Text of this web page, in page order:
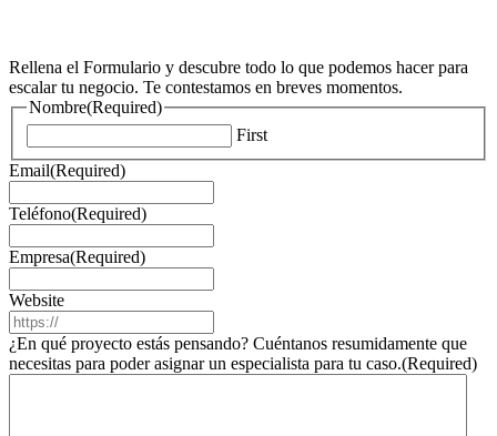
Rellena el Formulario y descubre todo lo que podemos hacer para
escalar tu negocio. Te contestamos en breves momentos.
Nombre(Required)
First
Email(Required)
Teléfono(Required)
Empresa(Required)
Website
¿En qué proyecto estás pensando? Cuéntanos resumidamente que
necesitas para poder asignar un especialista para tu caso.(Required)